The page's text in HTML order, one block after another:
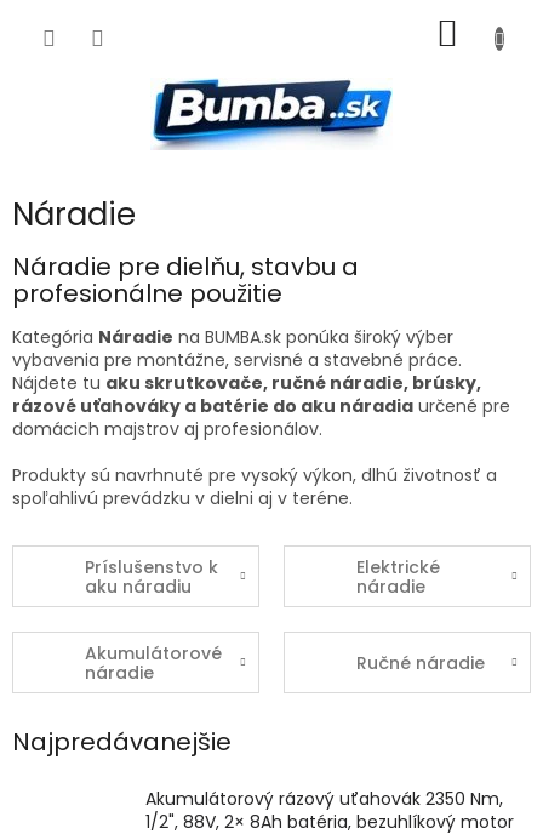
KOŠÍK
Náradie
Náradie pre dielňu, stavbu a
profesionálne použitie
Kategória Náradie na BUMBA.sk ponúka široký výber
vybavenia pre montážne, servisné a stavebné práce.
Nájdete tu aku skrutkovače, ručné náradie, brúsky,
rázové uťahováky a batérie do aku náradia určené pre
domácich majstrov aj profesionálov.
Produkty sú navrhnuté pre vysoký výkon, dlhú životnosť a
spoľahlivú prevádzku v dielni aj v teréne.
Príslušenstvo k
aku náradiu
Elektrické
náradie
Akumulátorové
náradie
Ručné náradie
Najpredávanejšie
Akumulátorový rázový uťahovák 2350 Nm,
1/2", 88V, 2× 8Ah batéria, bezuhlíkový motor